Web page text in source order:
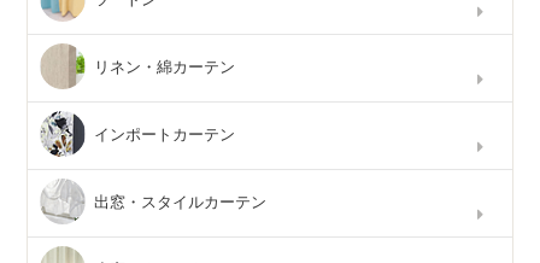
リネン・綿カーテン
インポートカーテン
出窓・スタイルカーテン